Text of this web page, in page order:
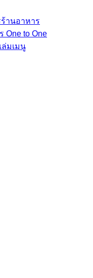
านอาหาร
One to One
ล่มเมนู